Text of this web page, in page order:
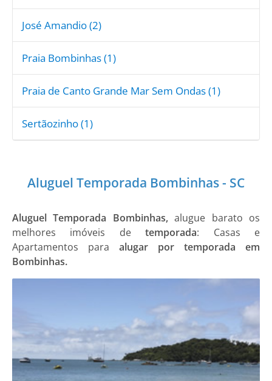
José Amandio (2)
Praia Bombinhas (1)
Praia de Canto Grande Mar Sem Ondas (1)
Sertãozinho (1)
Aluguel Temporada Bombinhas - SC
Aluguel Temporada Bombinhas,alugue barato os
melhores imóveis detemporada: Casas e
Apartamentos para alugar por temporada em
Bombinhas.